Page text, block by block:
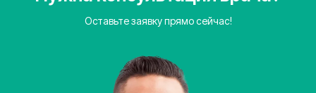
Оставьте заявку прямо сейчас!